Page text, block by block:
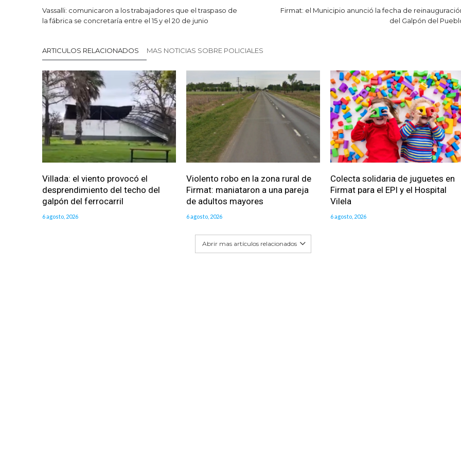
Vassalli: comunicaron a los trabajadores que el traspaso de
la fábrica se concretaría entre el 15 y el 20 de junio
Firmat: el Municipio anunció la fecha de
del Galpón del
ARTICULOS RELACIONADOS MAS NOTICIAS SOBRE POLICIALES
Villada: el viento provocó el
desprendimiento del techo del
galpón del ferrocarril
6 agosto, 2026
Violento robo en la zona rural de
Firmat: maniataron a una pareja
de adultos mayores
6 agosto, 2026
Colecta solidaria de juguetes en
Firmat para el EPI y el Hospital
Vilela
6 agosto, 2026
Abrir mas artículos relacionados